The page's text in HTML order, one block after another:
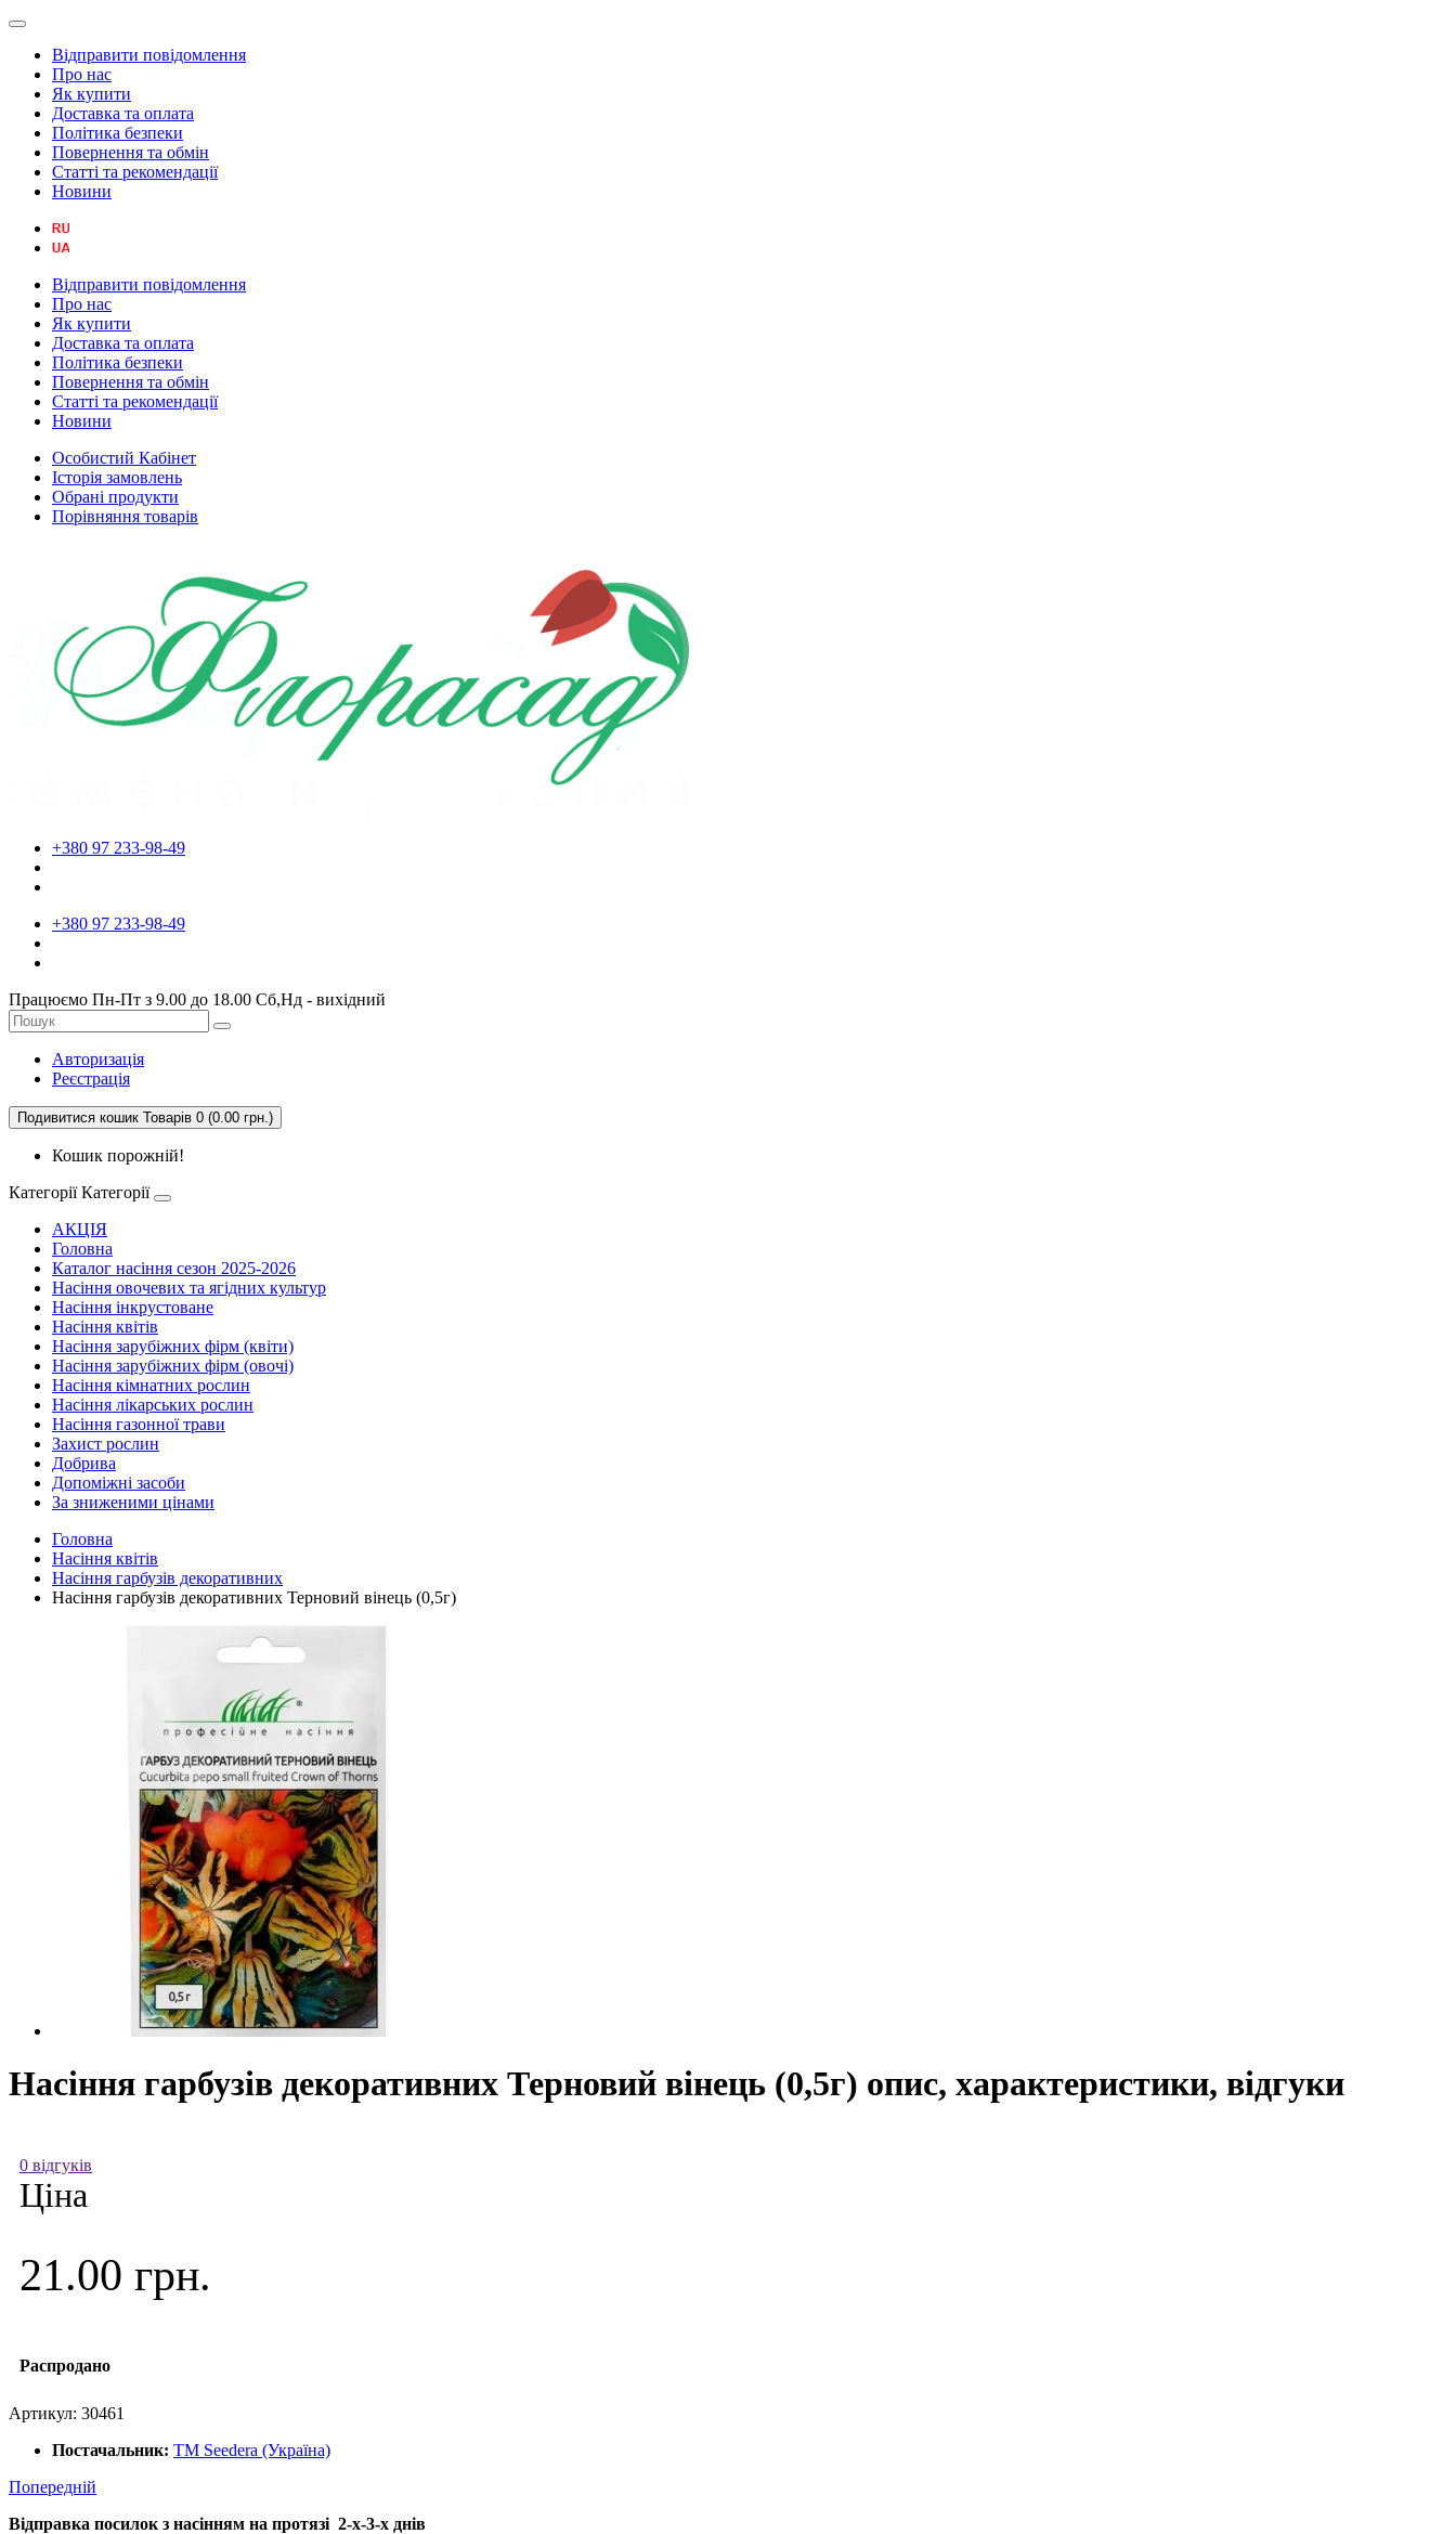
Відправити повідомлення
Про нас
Як купити
Доставка та оплата
Політика безпеки
Повернення та обмін
Статті та рекомендації
Новини
Відправити повідомлення
Про нас
Як купити
Доставка та оплата
Політика безпеки
Повернення та обмін
Статті та рекомендації
Новини
Особистий Кабінет
Історія замовлень
Обрані продукти
Порівняння товарів
+380 97 233-98-49
+380 97 233-98-49
Працюємо Пн-Пт з 9.00 до 18.00 Сб,Нд - вихідний
Авторизація
Реєстрація
Подивитися кошик Товарів 0 (0.00 грн.)
Кошик порожній!
Категорії Категорії
АКЦІЯ
Головна
Каталог насіння сезон 2025-2026
Насіння овочевих та ягідних культур
Насіння інкрустоване
Насіння квітів
Насіння зарубіжних фірм (квіти)
Насіння зарубіжних фірм (овочі)
Насіння кімнатних рослин
Насіння лікарських рослин
Насіння газонної трави
Захист рослин
Добрива
Допоміжні засоби
За зниженими цінами
Головна
Насіння квітів
Насіння гарбузів декоративних
Насіння гарбузів декоративних Терновий вінець (0,5г)
Насіння гарбузів декоративних Терновий вінець (0,5г) опис, характеристики, відгуки
0 відгуків
Ціна
21.00 грн.
Распродано
Артикул: 30461
Постачальник: ТМ Seedera (Україна)
Попередній
Відправка посилок з насінням на протязі 2-х-3-х днів